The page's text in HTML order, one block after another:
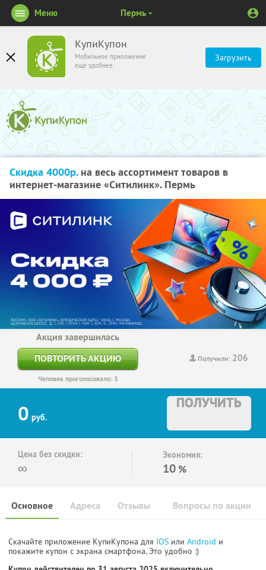
КупиКупон
Мобильное приложение
ещё удобнее
Загрузить
Меню Пермь
Скидка 4000р.на весь ассортимент товаров в
интернет-магазине «Ситилинк». Пермь
Получили: 206
Акция завершилась
ПОВТОРИТЬ АКЦИЮ
Человек проголосовало: 3
0 руб.
ПОЛУЧИТЬ
Цена без скидки:
∞
Экономия:
10 %
Основное Отзывы Вопросы по акции
Адреса
Скачайте приложение КупиКупона для IOS или Android и
покажите купон с экрана смартфона. Это удобно :)